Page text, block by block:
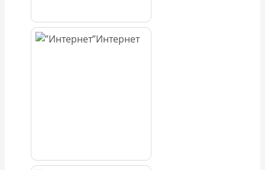
Интернет